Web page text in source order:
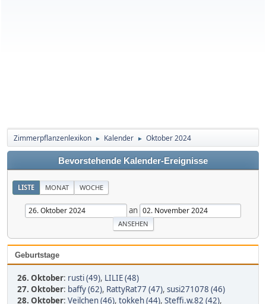
Zimmerpflanzenlexikon ► Kalender ► Oktober 2024
Bevorstehende Kalender-Ereignisse
LISTE MONAT WOCHE
an
Geburtstage
26. Oktober: rusti (49), LILIE (48)
27. Oktober: baffy (62), RattyRat77 (47), susi271078 (46)
28. Oktober: Veilchen (46), tokkeh (44), Steffi.w.82 (42),